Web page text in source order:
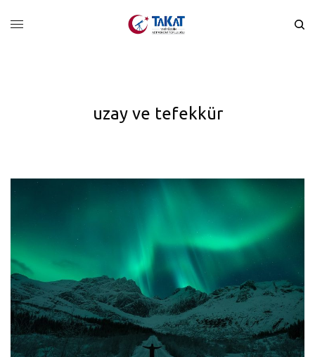
uzay ve tefekkür